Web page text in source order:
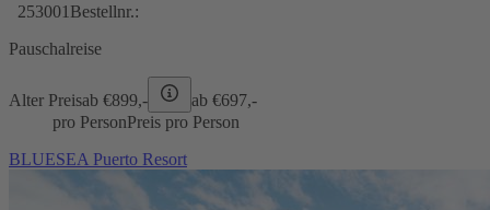
253001 Bestellnr.:
Pauschalreise
Alter Preisab €899,- ab €697,-
pro PersonPreis pro Person
BLUESEA Puerto Resort